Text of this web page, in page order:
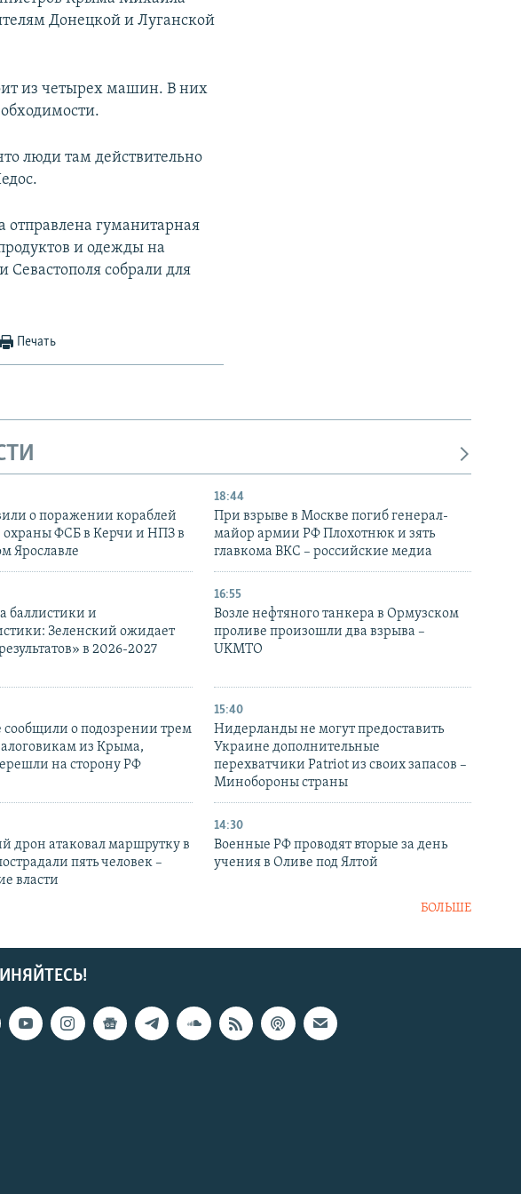
Донецкой и Луганской
из четырех машин. В них
люди там действительно
отправлена гуманитарная
и одежды на
Севастополя собрали для
Печать
о поражении кораблей
охраны ФСБ в Керчи и НПЗ в
Ярославле
18:44
При взрыве в Москве погиб генерал-
майор армии РФ Плохотнюк и зять
главкома ВКС – российские медиа
баллистики и
Зеленский ожидает
в 2026-2027
16:55
Возле нефтяного танкера в Ормузском
проливе произошли два взрыва –
UKMTO
сообщили о подозрении трем
из Крыма,
на сторону РФ
15:40
Нидерланды не могут предоставить
Украине дополнительные
перехватчики Patriot из своих запасов –
Минобороны страны
дрон атаковал маршрутку в
пять человек –
власти
14:30
Военные РФ проводят вторые за день
учения в Оливе под Ялтой
БОЛЬШЕ